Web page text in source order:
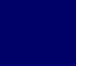
bis